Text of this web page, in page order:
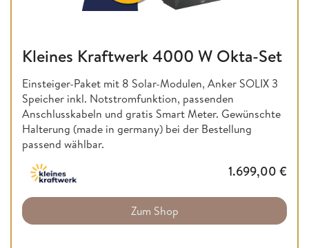
Kleines Kraftwerk 4000 W Okta-Set
Einsteiger-Paket mit 8 Solar-Modulen, Anker SOLIX 3
Speicher inkl. Notstromfunktion, passenden
Anschlusskabeln und gratis Smart Meter. Gewünschte
Halterung (made in germany) bei der Bestellung
passend wählbar.
1.699,00 €
Zum Shop